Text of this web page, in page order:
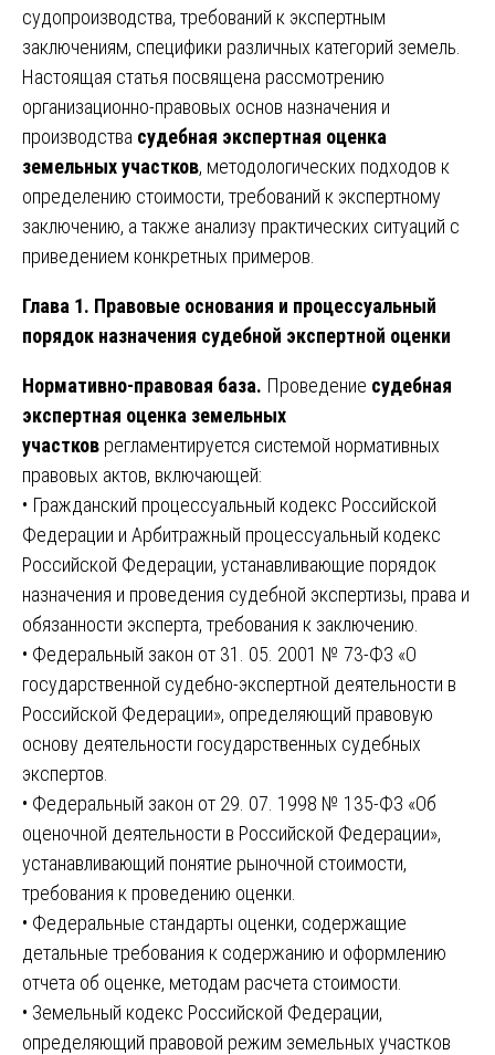
судопроизводства, требований к экспертным
заключениям, специфики различных категорий земель.
Настоящая статья посвящена рассмотрению
организационно-правовых основ назначения и
производства судебная экспертная оценка
земельных участков, методологических подходов к
определению стоимости, требований к экспертному
заключению, а также анализу практических ситуаций с
приведением конкретных примеров.
Глава 1. Правовые основания и процессуальный
порядок назначения судебной экспертной оценки
Нормативно-правовая база. Проведение судебная
экспертная оценка земельных
участков регламентируется системой нормативных
правовых актов, включающей:
• Гражданский процессуальный кодекс Российской
Федерации и Арбитражный процессуальный кодекс
Российской Федерации, устанавливающие порядок
назначения и проведения судебной экспертизы, права и
обязанности эксперта, требования к заключению.
• Федеральный закон от 31. 05. 2001 № 73-ФЗ «О
государственной судебно-экспертной деятельности в
Российской Федерации», определяющий правовую
основу деятельности государственных судебных
экспертов.
• Федеральный закон от 29. 07. 1998 № 135-ФЗ «Об
оценочной деятельности в Российской Федерации»,
устанавливающий понятие рыночной стоимости,
требования к проведению оценки.
• Федеральные стандарты оценки, содержащие
детальные требования к содержанию и оформлению
отчета об оценке, методам расчета стоимости.
• Земельный кодекс Российской Федерации,
определяющий правовой режим земельных участков